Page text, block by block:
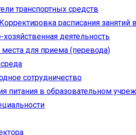
транспортных средств
Корректировка расписания занятий
деятельность
для приема (перевода)
сотрудничество
питания в образовательном